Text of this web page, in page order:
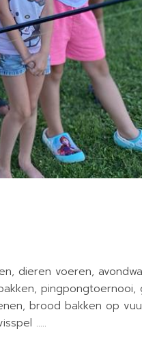
dieren voeren,
brood bakken op
…..